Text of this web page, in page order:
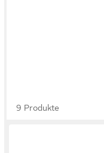
9 Produkte